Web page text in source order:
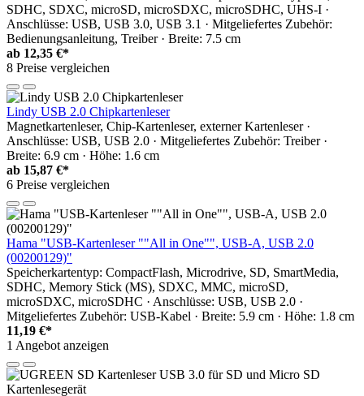
SDHC, SDXC, microSD, microSDXC, microSDHC, UHS-I ·
Anschlüsse: USB, USB 3.0, USB 3.1 · Mitgeliefertes Zubehör:
Bedienungsanleitung, Treiber · Breite: 7.5 cm
ab 12,35 €*
8 Preise vergleichen
Lindy USB 2.0 Chipkartenleser
Magnetkartenleser, Chip-Kartenleser, externer Kartenleser ·
Anschlüsse: USB, USB 2.0 · Mitgeliefertes Zubehör: Treiber ·
Breite: 6.9 cm · Höhe: 1.6 cm
ab 15,87 €*
6 Preise vergleichen
Hama "USB-Kartenleser ""All in One"", USB-A, USB 2.0
(00200129)"
Speicherkartentyp: CompactFlash, Microdrive, SD, SmartMedia,
SDHC, Memory Stick (MS), SDXC, MMC, microSD,
microSDXC, microSDHC · Anschlüsse: USB, USB 2.0 ·
Mitgeliefertes Zubehör: USB-Kabel · Breite: 5.9 cm · Höhe: 1.8 cm
11,19 €*
1 Angebot anzeigen